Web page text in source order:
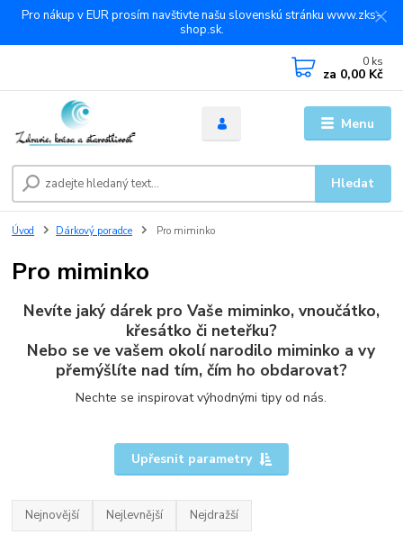
Pro nákup v EUR prosím navštivte našu slovenskú stránku www.zks-
shop.sk.
Menu
Hledat
0 ks
za 0,00 Kč
Úvod Dárkový poradce Pro miminko
Pro miminko
Nevíte jaký dárek pro Vaše miminko, vnoučátko,
křesátko či neteřku?
Nebo se ve vašem okolí narodilo miminko a vy
přemýšlíte nad tím, čím ho obdarovat?
Nechte se inspirovat výhodnými tipy od nás.
Upřesnit parametry
Nejnovější Nejlevnější Nejdražší